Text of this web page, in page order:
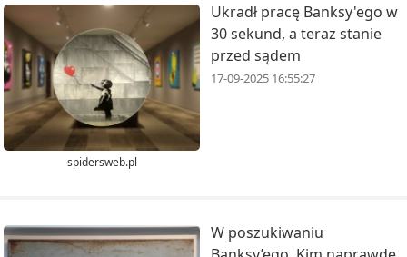
spidersweb.pl
Ukradł pracę Banksy'ego w
30 sekund, a teraz stanie
przed sądem
17-09-2025 16:55:27
W poszukiwaniu